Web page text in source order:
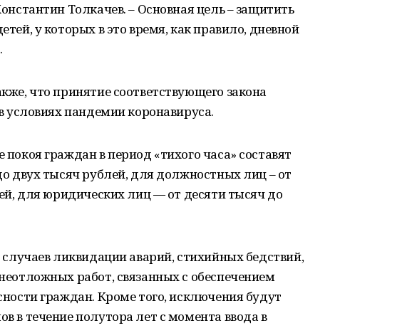
Толкачев. – Основная цель – защитить
у которых в это время, как правило, дневной
что принятие соответствующего закона
условиях пандемии коронавируса.
граждан в период «тихого часа» составят
двух тысяч рублей, для должностных лиц – от
для юридических лиц — от десяти тысяч до
ликвидации аварий, стихийных бедствий,
работ, связанных с обеспечением
граждан. Кроме того, исключения будут
течение полутора лет с момента ввода в